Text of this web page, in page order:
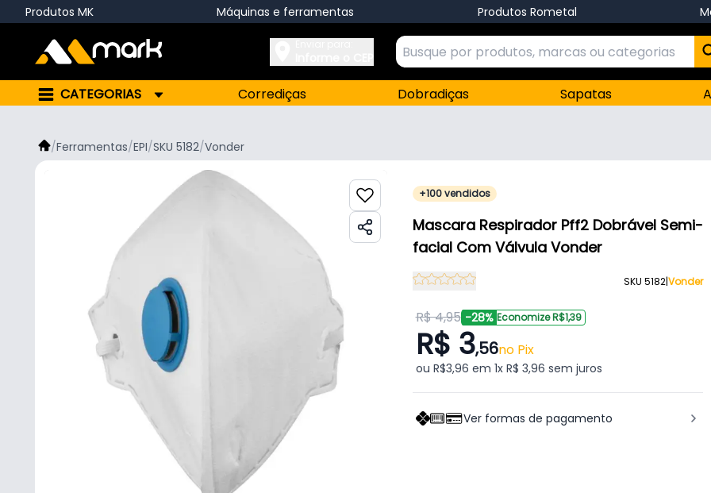
Produtos MK Máquinas e ferramentas Produtos Rometal
CATEGORIAS Corrediças Dobradiças Sapatas
/Ferramentas/EPI/SKU 5182/Vonder
+100 vendidos
Mascara Respirador Pff2 Dobrável Semi-
facial Com Válvula Vonder
SKU 5182|Vonder
R$ 4,95 -28% Economize R$1,39
R$ 3,56no Pix
ou R$3,96 em 1x R$ 3,96 sem juros
Ver formas de pagamento